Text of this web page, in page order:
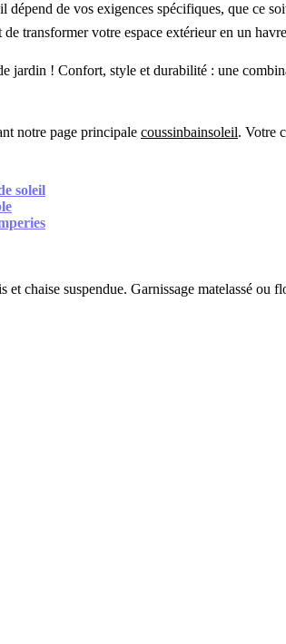
de vos exigences spécifiques, que ce
transformer votre espace extérieur en un
jardin ! Confort, style et durabilité : une
notre page principale coussinbainsoleil. Votre
soleil
chaise suspendue. Garnissage matelassé ou